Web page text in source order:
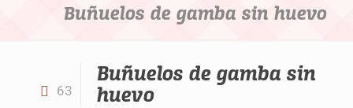
Buñuelos de gamba sin huevo
63
Buñuelos de gamba sin
huevo